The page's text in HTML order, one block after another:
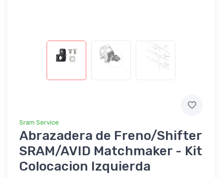
Sram Service
Abrazadera de Freno/Shifter
SRAM/AVID Matchmaker - Kit
Colocacion Izquierda